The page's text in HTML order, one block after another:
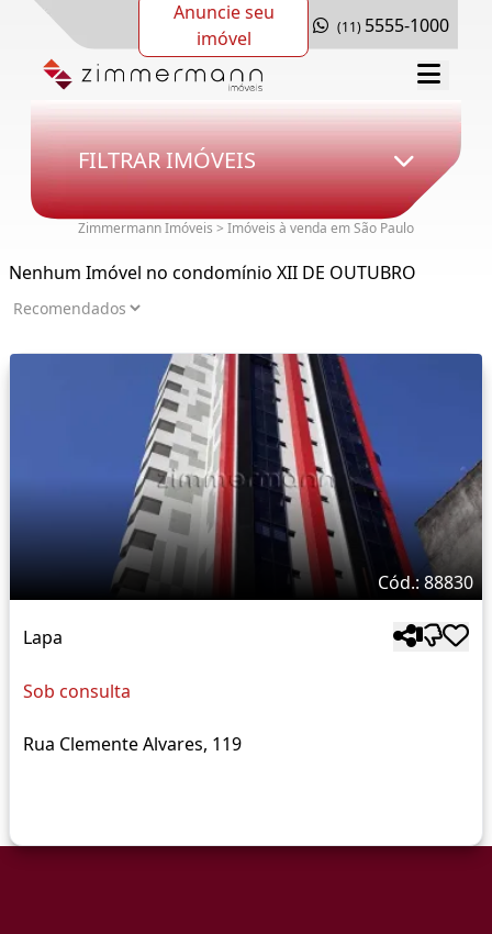
Anuncie seu
imóvel
(11) 5555-1000
FILTRAR IMÓVEIS
Zimmermann Imóveis > Imóveis à venda em São Paulo
Nenhum Imóvel no condomínio XII DE OUTUBRO
Cód.: 88830
Lapa
Sob consulta
Rua Clemente Alvares, 119